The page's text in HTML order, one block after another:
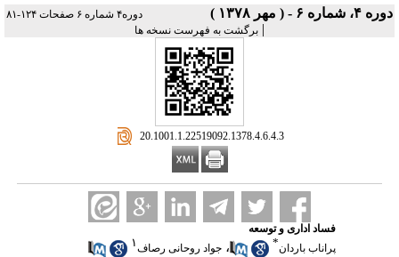
دوره ۴، شماره ۶ - ( مهر ۱۳۷۸ ) دوره۴ شماره ۶ صفحات ۱۲۴-۸۱
| برگشت به فهرست نسخه ها
‎ 20.1001.1.22519092.1378.4.6.4.3
فساد اداری و توسعه
پراناب باردان* ، جواد روحانی رصاف۱